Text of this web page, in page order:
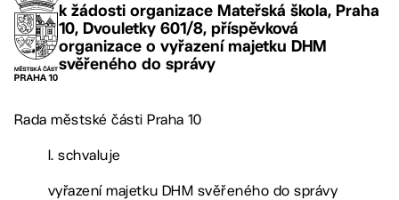
k žádosti organizace Mateřská škola, Praha
10, Dvouletky 601/8, příspěvková
organizace o vyřazení majetku DHM
svěřeného do správy
Rada městské části Praha 10
I. schvaluje
vyřazení majetku DHM svěřeného do správy